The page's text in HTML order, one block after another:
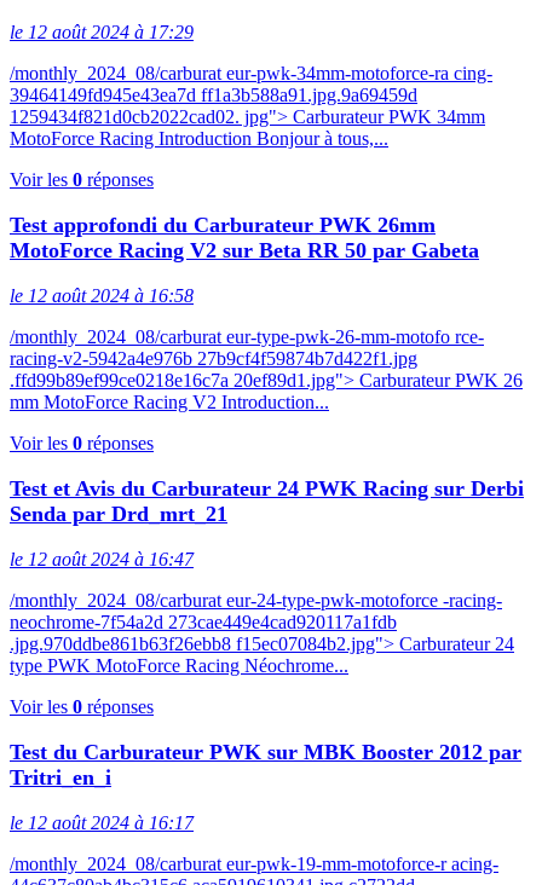
le 12 août 2024 à 17:29
/monthly_2024_08/carburat eur-pwk-34mm-motoforce-ra cing-
39464149fd945e43ea7d ff1a3b588a91.jpg.9a69459d
1259434f821d0cb2022cad02. jpg"> Carburateur PWK 34mm
MotoForce Racing Introduction Bonjour à tous,...
Voir les 0 réponses
Test approfondi du Carburateur PWK 26mm
MotoForce Racing V2 sur Beta RR 50 par Gabeta
le 12 août 2024 à 16:58
/monthly_2024_08/carburat eur-type-pwk-26-mm-motofo rce-
racing-v2-5942a4e976b 27b9cf4f59874b7d422f1.jpg
.ffd99b89ef99ce0218e16c7a 20ef89d1.jpg"> Carburateur PWK 26
mm MotoForce Racing V2 Introduction...
Voir les 0 réponses
Test et Avis du Carburateur 24 PWK Racing sur Derbi
Senda par Drd_mrt_21
le 12 août 2024 à 16:47
/monthly_2024_08/carburat eur-24-type-pwk-motoforce -racing-
neochrome-7f54a2d 273cae449e4cad920117a1fdb
.jpg.970ddbe861b63f26ebb8 f15ec07084b2.jpg"> Carburateur 24
type PWK MotoForce Racing Néochrome...
Voir les 0 réponses
Test du Carburateur PWK sur MBK Booster 2012 par
Tritri_en_i
le 12 août 2024 à 16:17
/monthly_2024_08/carburat eur-pwk-19-mm-motoforce-r acing-